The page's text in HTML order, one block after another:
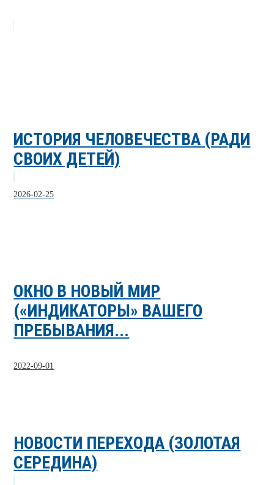
ИСТОРИЯ ЧЕЛОВЕЧЕСТВА (РАДИ
СВОИХ ДЕТЕЙ)
2026-02-25
ОКНО В НОВЫЙ МИР
(«ИНДИКАТОРЫ» ВАШЕГО
ПРЕБЫВАНИЯ...
2022-09-01
НОВОСТИ ПЕРЕХОДА (ЗОЛОТАЯ
СЕРЕДИНА)